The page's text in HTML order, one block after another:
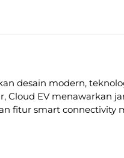
desain modern,
Cloud EV menawarkan
fitur smart connectivity